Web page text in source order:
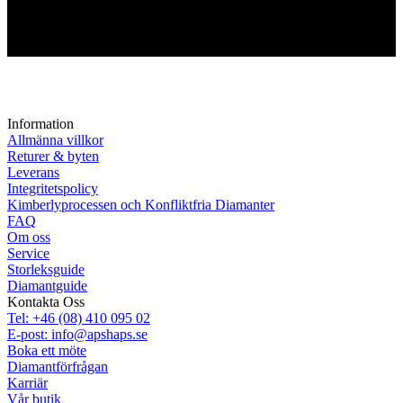
Information
Allmänna villkor
Returer & byten
Leverans
Integritetspolicy
Kimberlyprocessen och Konfliktfria Diamanter
FAQ
Om oss
Service
Storleksguide
Diamantguide
Kontakta Oss
Tel: +46 (08) 410 095 02
E-post: info@apshaps.se
Boka ett möte
Diamantförfrågan
Karriär
Vår butik